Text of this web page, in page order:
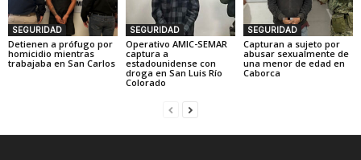
SEGURIDAD
Detienen a prófugo por
homicidio mientras
trabajaba en San Carlos
SEGURIDAD
Operativo AMIC-SEMAR
captura a
estadounidense con
droga en San Luis Río
Colorado
SEGURIDAD
Capturan a sujeto por
abusar sexualmente de
una menor de edad en
Caborca